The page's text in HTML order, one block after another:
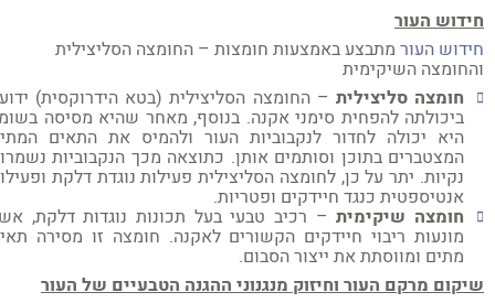
העור
העורמתבצע באמצעות חומצות – החומצה הסליצילית
השיקימית
חומצה סליצילית– החומצה הסליצילית (בטא הידרוקסית) ידועה
ביכולתה להפחית סימני אקנה. בנוסף, מאחר שהיא מסיסה בשומן,
היא יכולה לחדור לנקבוביות העור ולהמיס את התאים המתים
המצטברים בתוכן וסותמים אותן. כתוצאה מכך הנקבוביות נשמרות
נקיות. יתר על כן, לחומצה הסליצילית פעילות נוגדת דלקת ופעילות
אנטיספטית כנגד חיידקים ופטריות.
חומצה שיקימית– רכיב טבעי בעל תכונות נוגדות דלקת, אשר
מונעות ריבוי חיידקים הקשורים לאקנה. חומצה זו מסירה תאים
מתים ומווסתת את ייצור הסבום.
מרקם העור וחיזוק מנגנוני ההגנה הטבעיים של העור